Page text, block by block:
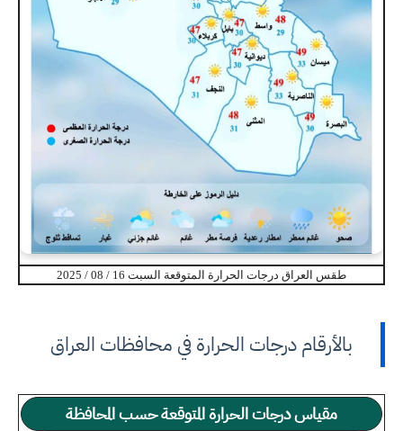
طقس العراق درجات الحرارة المتوقعة السبت 16 / 08 / 2025
بالأرقام درجات الحرارة في محافظات العراق
مقياس درجات الحرارة المتوقعة حسب المحافظة